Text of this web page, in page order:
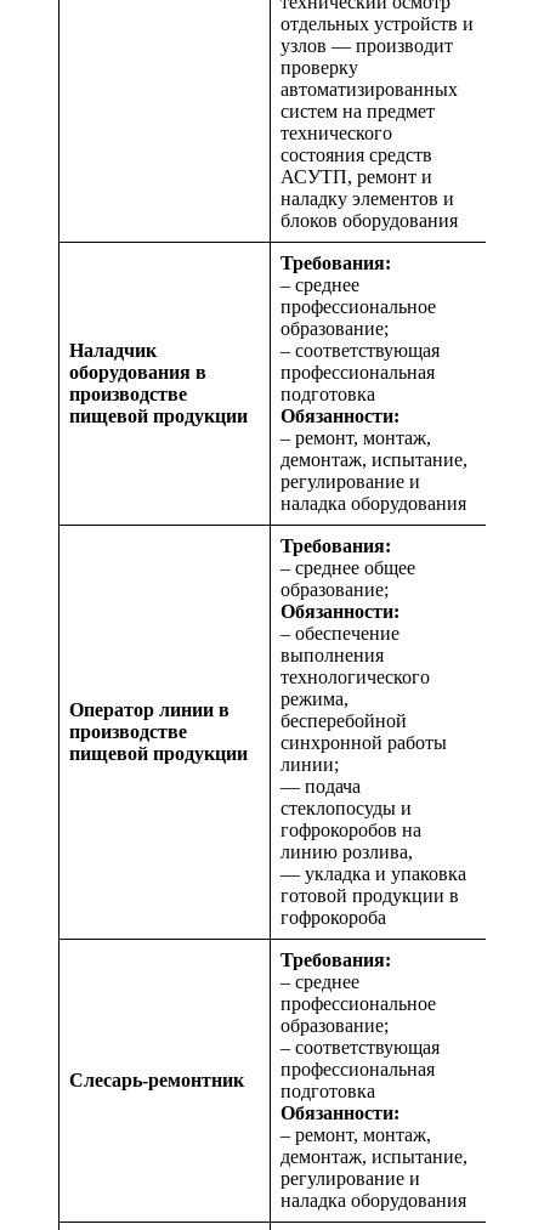
отдельных устройств и
узлов — производит
проверку
автоматизированных
систем на предмет
технического
состояния средств
АСУТП, ремонт и
наладку элементов и
блоков оборудования
Наладчик
оборудования в
производстве
пищевой продукции
Требования:
– среднее
профессиональное
образование;
– соответствующая
профессиональная
подготовка
Обязанности:
– ремонт, монтаж,
демонтаж, испытание,
регулирование и
наладка оборудования
Оператор линии в
производстве
пищевой продукции
Требования:
– среднее общее
образование;
Обязанности:
– обеспечение
выполнения
технологического
режима,
бесперебойной
синхронной работы
линии;
— подача
стеклопосуды и
гофрокоробов на
линию розлива,
— укладка и упаковка
готовой продукции в
гофрокороба
Слесарь-ремонтник
Требования:
– среднее
профессиональное
образование;
– соответствующая
профессиональная
подготовка
Обязанности:
– ремонт, монтаж,
демонтаж, испытание,
регулирование и
наладка оборудования